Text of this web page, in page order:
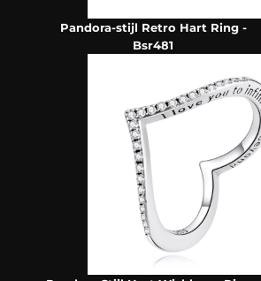
Pandora-stijl Retro Hart Ring -
Bsr481